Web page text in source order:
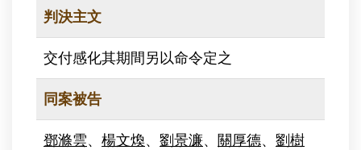
判決主文
交付感化其期間另以命令定之
同案被告
鄧滌雲、 楊文煥、 劉景濂、 關厚德、 劉樹